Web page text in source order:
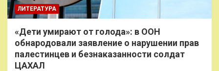
ЛИТЕРАТУРА
«Дети умирают от голода»: в ООН
обнародовали заявление о нарушении прав
палестинцев и безнаказанности солдат
ЦАХАЛ